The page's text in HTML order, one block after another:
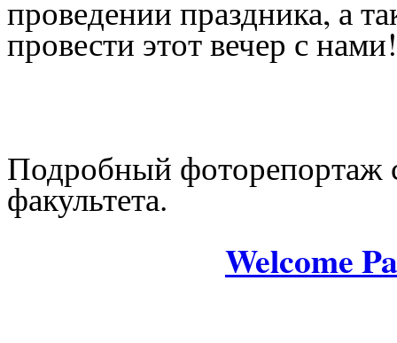
проведении праздника, а
провести этот вечер с нами!
Подробный фоторепортаж
факультета.
Welcome